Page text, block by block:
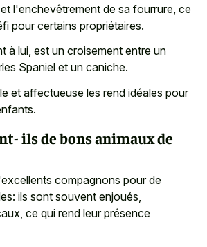
l'enchevêtrement de sa fourrure, ce
pour certains propriétaires.
à lui, est un croisement entre un
Spaniel et un caniche.
et affectueuse les rend idéales pour
ils de bons animaux de
compagnons pour de
ils sont souvent enjoués,
ce qui rend leur présence